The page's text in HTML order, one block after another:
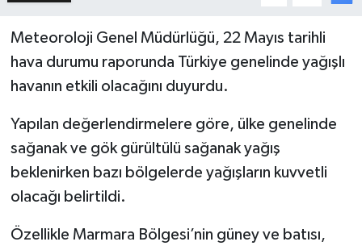
Meteoroloji Genel Müdürlüğü, 22 Mayıs tarihli
hava durumu raporunda Türkiye genelinde yağışlı
havanın etkili olacağını duyurdu.
Yapılan değerlendirmelere göre, ülke genelinde
sağanak ve gök gürültülü sağanak yağış
beklenirken bazı bölgelerde yağışların kuvvetli
olacağı belirtildi.
Özellikle Marmara Bölgesi’nin güney ve batısı,